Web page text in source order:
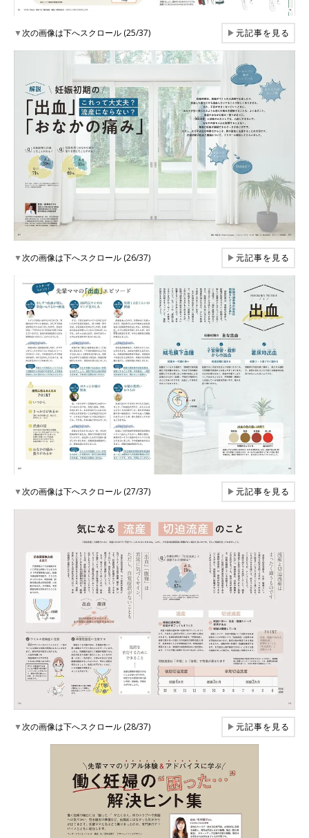
▼次の画像は下へスクロール (25/37) ▶元記事を見る
▼次の画像は下へスクロール (26/37) ▶元記事を見る
▼次の画像は下へスクロール (27/37) ▶元記事を見る
▼次の画像は下へスクロール (28/37) ▶元記事を見る